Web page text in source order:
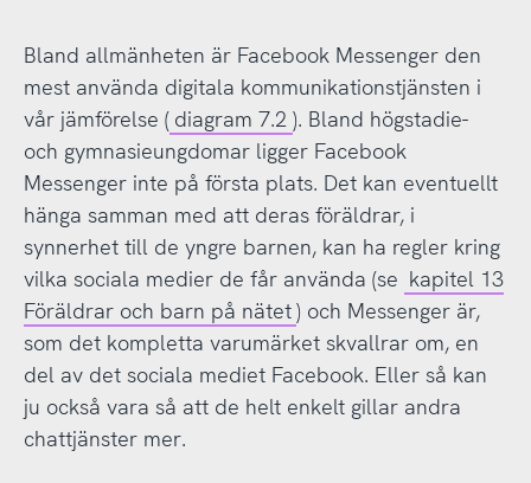
Bland allmänheten är Facebook Messenger den
mest använda digitala kommunikationstjänsten i
vår jämförelse ( diagram 7.2 ). Bland högstadie-
och gymnasieungdomar ligger Facebook
Messenger inte på första plats. Det kan eventuellt
hänga samman med att deras föräldrar, i
synnerhet till de yngre barnen, kan ha regler kring
vilka sociala medier de får använda (se kapitel 13
Föräldrar och barn på nätet) och Messenger är,
som det kompletta varumärket skvallrar om, en
del av det sociala mediet Facebook. Eller så kan
ju också vara så att de helt enkelt gillar andra
chattjänster mer.